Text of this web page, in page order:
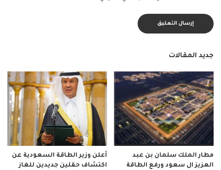
جديد المقالات
مطار الملك سلمان بن عبد
العزيز ال سعود ورفع الطاقة
أعلن وزير الطاقة السعودية عن
اكتشاف حقلين جديدين للغاز